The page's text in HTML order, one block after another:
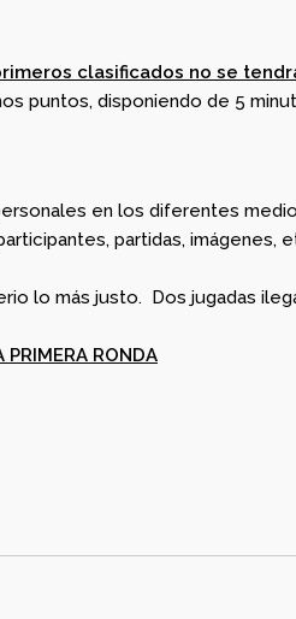
clasificados no se
puntos, disponiendo de 5
en los diferentes
partidas,
lo más justo. Dos jugadas
PRIMERA RONDA